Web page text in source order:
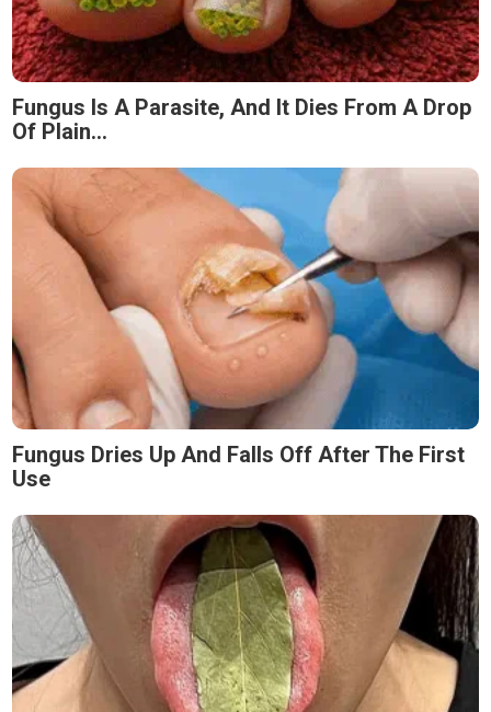
Fungus Is A Parasite, And It Dies From A Drop
Of Plain...
Fungus Dries Up And Falls Off After The First
Use